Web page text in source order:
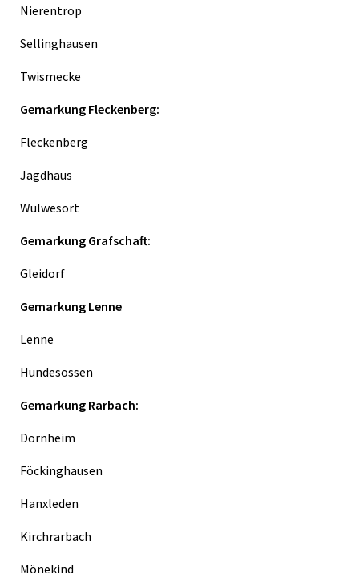
Nierentrop
Sellinghausen
Twismecke
Gemarkung Fleckenberg:
Fleckenberg
Jagdhaus
Wulwesort
Gemarkung Grafschaft:
Gleidorf
Gemarkung Lenne
Lenne
Hundesossen
Gemarkung Rarbach:
Dornheim
Föckinghausen
Hanxleden
Kirchrarbach
Mönekind